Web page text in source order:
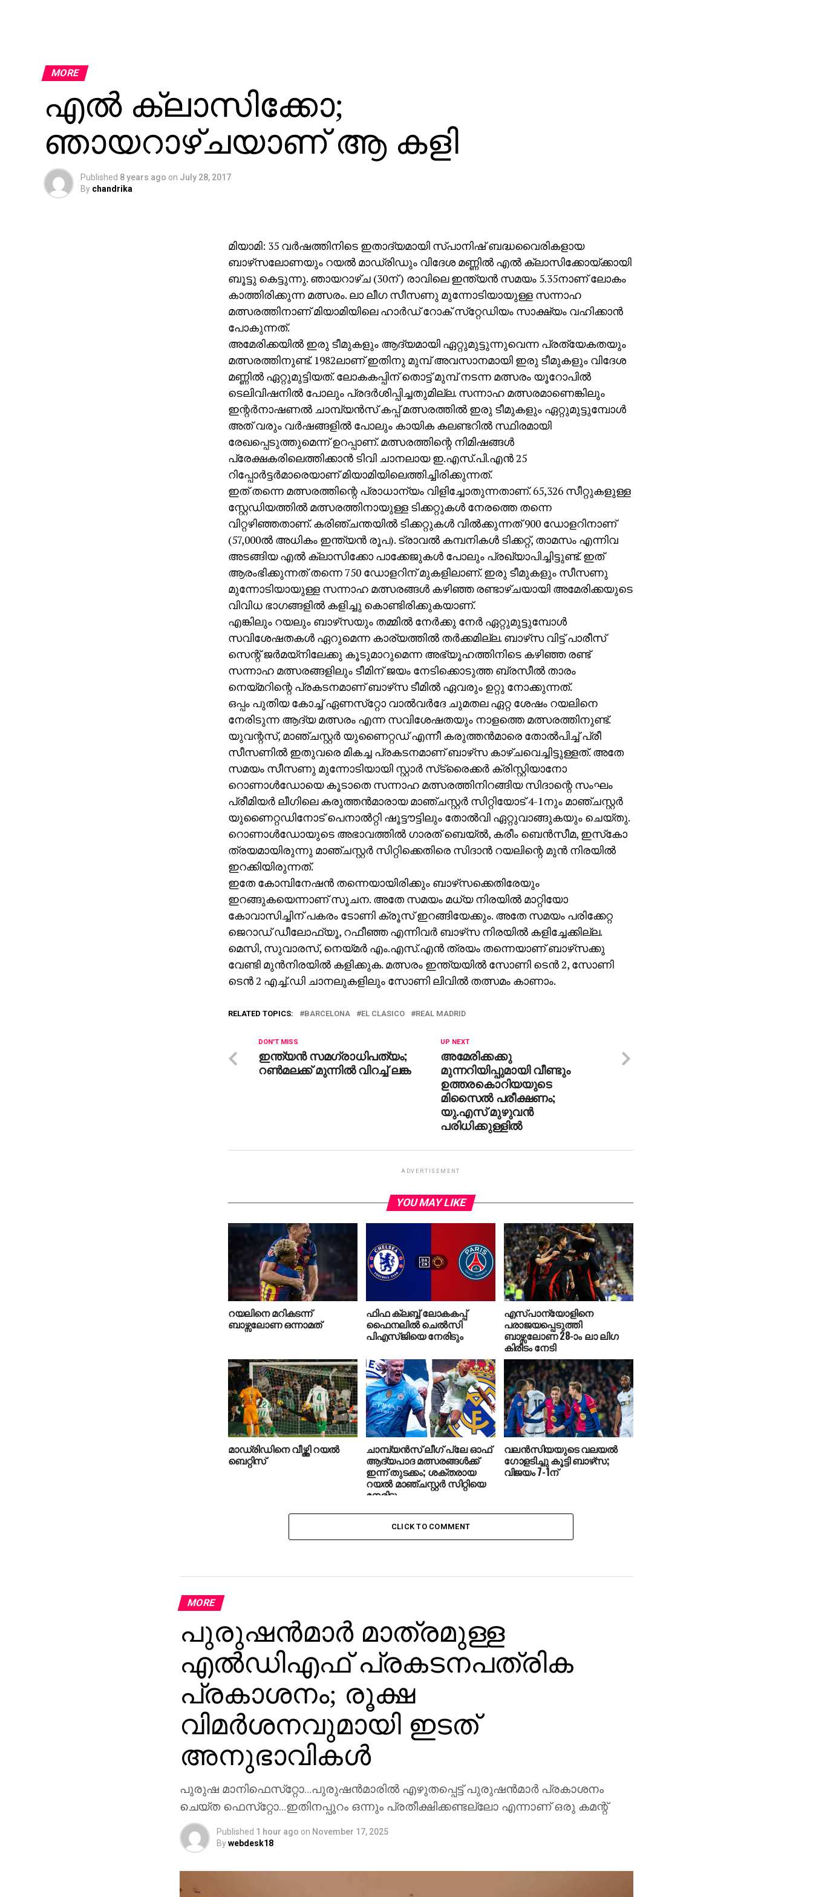
MORE
എല്‍ ക്ലാസിക്കോ;
ഞായറാഴ്ചയാണ് ആ കളി
Published 8 years ago on July 28, 2017
By chandrika
മിയാമി: 35 വര്‍ഷത്തിനിടെ ഇതാദ്യമായി സ്പാനിഷ് ബദ്ധവൈരികളായ
ബാഴ്‌സലോണയും റയല്‍ മാഡ്രിഡും വിദേശ മണ്ണില്‍ എല്‍ ക്ലാസിക്കോയ്ക്കായി
ബൂട്ടു കെട്ടുന്നു. ഞായറാഴ്ച (30ന് ) രാവിലെ ഇന്ത്യന്‍ സമയം 5.35നാണ് ലോകം
കാത്തിരിക്കുന്ന മത്സരം. ലാ ലീഗ സീസണു മുന്നോടിയായുള്ള സന്നാഹ
മത്സരത്തിനാണ് മിയാമിയിലെ ഹാര്‍ഡ് റോക് സ്‌റ്റേഡിയം സാക്ഷ്യം വഹിക്കാന്‍
പോകുന്നത്.
അമേരിക്കയില്‍ ഇരു ടീമുകളും ആദ്യമായി ഏറ്റുമുട്ടുന്നുവെന്ന പ്രത്യേകതയും
മത്സരത്തിനുണ്ട്. 1982ലാണ് ഇതിനു മുമ്പ് അവസാനമായി ഇരു ടീമുകളും വിദേശ
മണ്ണില്‍ ഏറ്റുമുട്ടിയത്. ലോകകപ്പിന് തൊട്ട് മുമ്പ് നടന്ന മത്സരം യൂറോപില്‍
ടെലിവിഷനില്‍ പോലും പ്രദര്‍ശിപ്പിച്ചതുമില്ല. സന്നാഹ മത്സരമാണെങ്കിലും
ഇന്റര്‍നാഷണല്‍ ചാമ്പ്യന്‍സ് കപ്പ് മത്സരത്തില്‍ ഇരു ടീമുകളും ഏറ്റുമുട്ടുമ്പോള്‍
അത് വരും വര്‍ഷങ്ങളില്‍ പോലും കായിക കലണ്ടറില്‍ സ്ഥിരമായി
രേഖപ്പെടുത്തുമെന്ന് ഉറപ്പാണ്. മത്സരത്തിന്റെ നിമിഷങ്ങള്‍
പ്രേക്ഷകരിലെത്തിക്കാന്‍ ടിവി ചാനലായ ഇ.എസ്.പി.എന്‍ 25
റിപ്പോര്‍ട്ടര്‍മാരെയാണ് മിയാമിയിലെത്തിച്ചിരിക്കുന്നത്.
ഇത് തന്നെ മത്സരത്തിന്റെ പ്രാധാന്യം വിളിച്ചോതുന്നതാണ്. 65,326 സീറ്റുകളുള്ള
സ്റ്റേഡിയത്തില്‍ മത്സരത്തിനായുള്ള ടിക്കറ്റുകള്‍ നേരത്തെ തന്നെ
വിറ്റഴിഞ്ഞതാണ്. കരിഞ്ചന്തയില്‍ ടിക്കറ്റുകള്‍ വില്‍ക്കുന്നത് 900 ഡോളറിനാണ്
(57,000ല്‍ അധികം ഇന്ത്യന്‍ രൂപ). ട്രാവല്‍ കമ്പനികള്‍ ടിക്കറ്റ്, താമസം എന്നിവ
അടങ്ങിയ എല്‍ ക്ലാസിക്കോ പാക്കേജുകള്‍ പോലും പ്രഖ്യാപിച്ചിട്ടുണ്ട്. ഇത്
ആരംഭിക്കുന്നത് തന്നെ 750 ഡോളറിന് മുകളിലാണ്. ഇരു ടീമുകളും സീസണു
മുന്നോടിയായുള്ള സന്നാഹ മത്സരങ്ങള്‍ കഴിഞ്ഞ രണ്ടാഴ്ചയായി അമേരിക്കയുടെ
വിവിധ ഭാഗങ്ങളില്‍ കളിച്ചു കൊണ്ടിരിക്കുകയാണ്.
എങ്കിലും റയലും ബാഴ്‌സയും തമ്മില്‍ നേര്‍ക്കു നേര്‍ ഏറ്റുമുട്ടുമ്പോള്‍
സവിശേഷതകള്‍ ഏറുമെന്ന കാര്യത്തില്‍ തര്‍ക്കമില്ല. ബാഴ്‌സ വിട്ട് പാരീസ്
സെന്റ് ജര്‍മയ്‌നിലേക്കു കൂടുമാറുമെന്ന അഭ്യൂഹത്തിനിടെ കഴിഞ്ഞ രണ്ട്
സന്നാഹ മത്സരങ്ങളിലും ടീമിന് ജയം നേടിക്കൊടുത്ത ബ്രസീല്‍ താരം
നെയ്മറിന്റെ പ്രകടനമാണ് ബാഴ്‌സ ടീമില്‍ ഏവരും ഉറ്റു നോക്കുന്നത്.
ഒപ്പം പുതിയ കോച്ച് ഏണസ്‌റ്റോ വാല്‍വര്‍ദേ ചുമതല ഏറ്റ ശേഷം റയലിനെ
നേരിടുന്ന ആദ്യ മത്സരം എന്ന സവിശേഷതയും നാളത്തെ മത്സരത്തിനുണ്ട്.
യുവന്റസ്, മാഞ്ചസ്റ്റര്‍ യുണൈറ്റഡ് എന്നീ കരുത്തന്‍മാരെ തോല്‍പിച്ച് പ്രീ
സീസണില്‍ ഇതുവരെ മികച്ച പ്രകടനമാണ് ബാഴ്‌സ കാഴ്ചവെച്ചിട്ടുള്ളത്. അതേ
സമയം സീസണു മുന്നോടിയായി സ്റ്റാര്‍ സ്‌ട്രൈക്കര്‍ ക്രിസ്റ്റിയാനോ
റൊണാള്‍ഡോയെ കൂടാതെ സന്നാഹ മത്സരത്തിനിറങ്ങിയ സിദാന്റെ സംഘം
പ്രീമിയര്‍ ലീഗിലെ കരുത്തന്‍മാരായ മാഞ്ചസ്റ്റര്‍ സിറ്റിയോട് 4-1നും മാഞ്ചസ്റ്റര്‍
യുണൈറ്റഡിനോട് പെനാല്‍റ്റി ഷൂട്ടൗട്ടിലും തോല്‍വി ഏറ്റുവാങ്ങുകയും ചെയ്തു.
റൊണാള്‍ഡോയുടെ അഭാവത്തില്‍ ഗാരത് ബെയ്ല്‍, കരീം ബെന്‍സീമ, ഇസ്‌കോ
ത്രയമായിരുന്നു മാഞ്ചസ്റ്റര്‍ സിറ്റിക്കെതിരെ സിദാന്‍ റയലിന്റെ മുന്‍ നിരയില്‍
ഇറക്കിയിരുന്നത്.
ഇതേ കോമ്പിനേഷന്‍ തന്നെയായിരിക്കും ബാഴ്‌സക്കെതിരേയും
ഇറങ്ങുകയെന്നാണ് സൂചന. അതേ സമയം മധ്യ നിരയില്‍ മാറ്റിയോ
കോവാസിച്ചിന് പകരം ടോണി ക്രൂസ് ഇറങ്ങിയേക്കും. അതേ സമയം പരിക്കേറ്റ
ജെറാഡ് ഡീലോഫ്യൂ, റഫീഞ്ഞ എന്നിവര്‍ ബാഴ്‌സ നിരയില്‍ കളിച്ചേക്കില്ല.
മെസി, സുവാരസ്, നെയ്മര്‍ എം.എസ്.എന്‍ ത്രയം തന്നെയാണ് ബാഴ്‌സക്കു
വേണ്ടി മുന്‍നിരയില്‍ കളിക്കുക. മത്സരം ഇന്ത്യയില്‍ സോണി ടെന്‍ 2, സോണി
ടെന്‍ 2 എച്ച്.ഡി ചാനലുകളിലും സോണി ലിവില്‍ തത്സമം കാണാം.
RELATED TOPICS: BARCELONA EL CLASICO REAL MADRID
UP NEXT
അമേരിക്കക്കു
മുന്നറിയിപ്പുമായി വീണ്ടും
ഉത്തരകൊറിയയുടെ
മിസൈല്‍ പരീക്ഷണം;
യു.എസ് മുഴുവന്‍
പരിധിക്കുള്ളില്‍
DON'T MISS
ഇന്ത്യന്‍ സമഗ്രാധിപത്യം;
റണ്‍മലക്ക് മുന്നില്‍ വിറച്ച് ലങ്ക
ADVERTISEMENT
YOU MAY LIKE
റയലിനെ മറികടന്ന്
ബാഴ്സലോണ ഒന്നാമത്
ഫിഫ ക്ലബ്ബ് ലോകകപ്പ്
ഫൈനലില്‍ ചെല്‍സി
പിഎസ്ജിയെ നേരിടും
എസ്പാന്യോളിനെ
പരാജയപ്പെടുത്തി
ബാഴ്സലോണ 28-ാം ലാ ലിഗ
കിരീടം നേടി
മാഡ്രിഡിനെ വീഴ്ത്തി റയല്‍
ബെറ്റിസ്‌
ചാമ്പ്യൻസ് ലീഗ് പ്ലേ ഓഫ്
ആദ്യപാദ മത്സരങ്ങൾക്ക്
ഇന്ന് തുടക്കം; ശക്തരായ
റയല്‍ മാഞ്ചസ്റ്റര്‍ സിറ്റിയെ
നേരിടും
വലന്‍സിയയുടെ വലയല്‍
ഗോളടിച്ചു കൂട്ടി ബാഴ്‌സ;
വിജയം 7-1ന്
CLICK TO COMMENT
MORE
പുരുഷന്‍മാര്‍ മാത്രമുള്ള
എല്‍ഡിഎഫ് പ്രകടനപത്രിക
പ്രകാശനം; രൂക്ഷ
വിമര്‍ശനവുമായി ഇടത്
അനുഭാവികൾ
പുരുഷ മാനിഫെസ്‌റ്റോ…പുരുഷന്‍മാരില്‍ എഴുതപ്പെട്ട് പുരുഷന്‍മാര്‍ പ്രകാശനം
ചെയ്ത ഫെസ്‌റ്റോ…ഇതിനപ്പുറം ഒന്നും പ്രതീക്ഷിക്കണ്ടല്ലോ എന്നാണ് ഒരു കമന്റ്
Published 1 hour ago on November 17, 2025
Bywebdesk18